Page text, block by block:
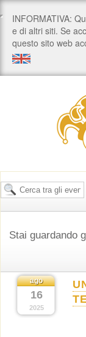
Stai guardando
ago
16
2025